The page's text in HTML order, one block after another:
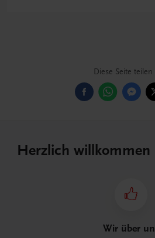
Diese Seite teilen
Herzlich willkommen
Wir über